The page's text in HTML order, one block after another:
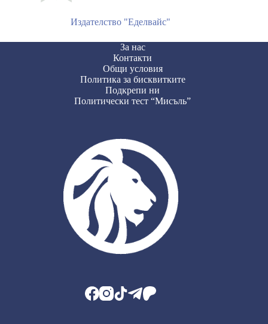
Издателство "Еделвайс"
За нас
Контакти
Общи условия
Политика за бисквитките
Подкрепи ни
Политически тест “Мисъль”